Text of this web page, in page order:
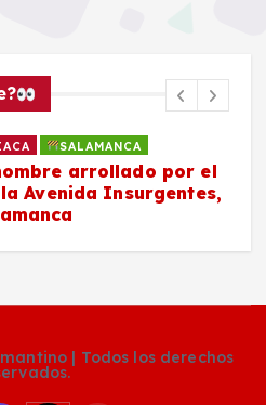
SALAMANCA
a un hombre en la
de Barrón, en
| Todos los derechos